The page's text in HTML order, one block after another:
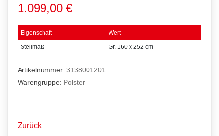
1.099,00 €
Eigenschaft Wert
Stellmaß Gr. 160 x 252 cm
Artikelnummer: 3138001201
Warengruppe: Polster
Zurück